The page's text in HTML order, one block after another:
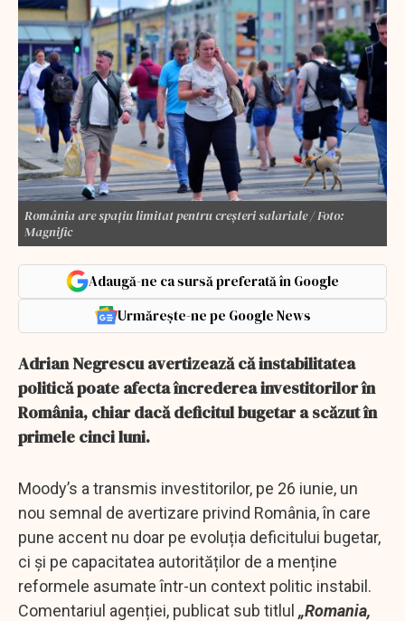
România are spațiu limitat pentru creșteri salariale / Foto:
Magnific
Adaugă-ne ca sursă preferată în Google
Urmărește-ne pe Google News
Adrian Negrescu avertizează că instabilitatea
politică poate afecta încrederea investitorilor în
România, chiar dacă deficitul bugetar a scăzut în
primele cinci luni.
Moody’s a transmis investitorilor, pe 26 iunie, un
nou semnal de avertizare privind România, în care
pune accent nu doar pe evoluția deficitului bugetar,
ci și pe capacitatea autorităților de a menține
reformele asumate într-un context politic instabil.
Comentariul agenției, publicat sub titlul „Romania,